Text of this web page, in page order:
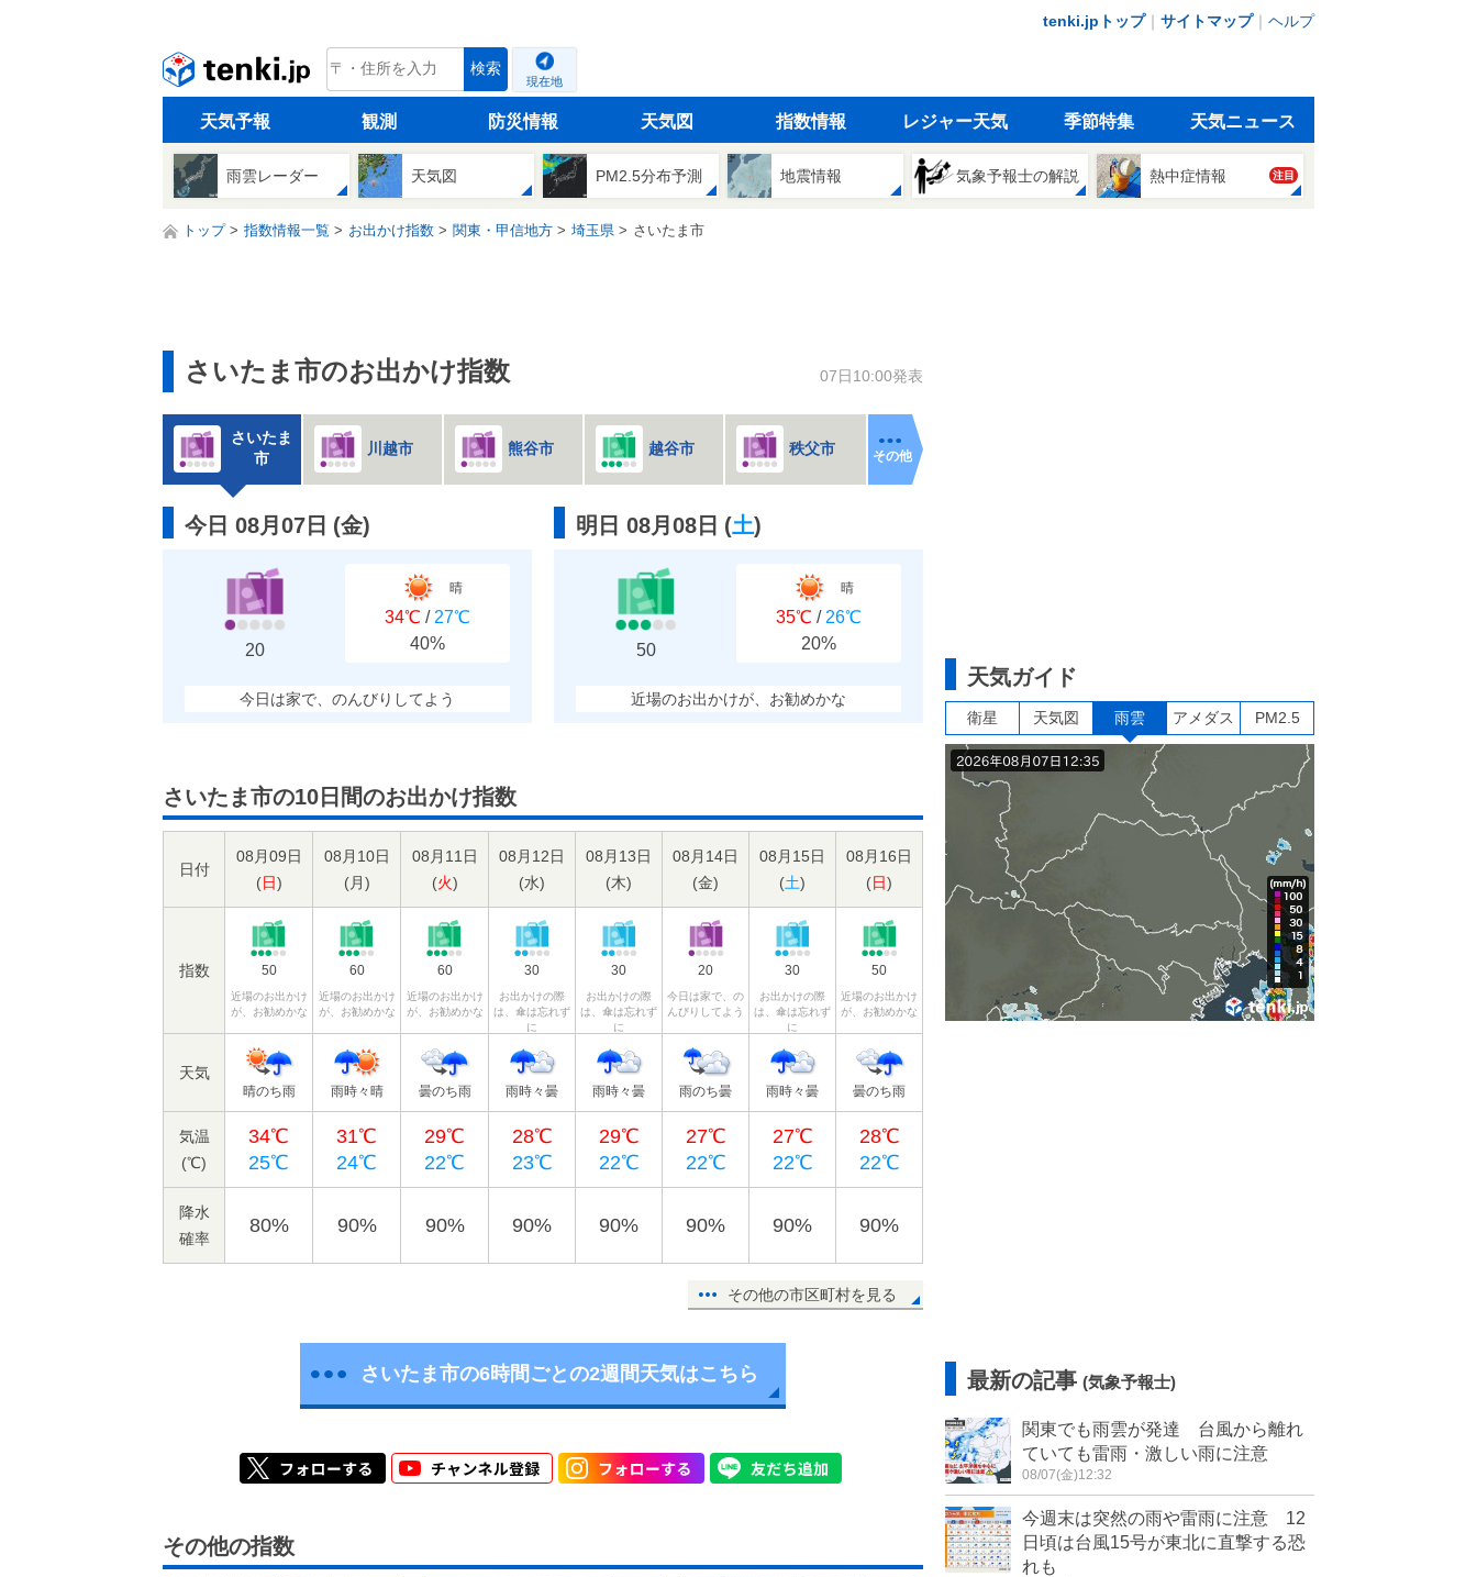
tenki.jpトップ｜ サイトマップ｜ ヘルプ
tenki.jp 検索
現在地
天気予報 観測 防災情報 天気図 指数情報 レジャー天気 季節特集 天気ニュース
雨雲レーダー 天気図 PM2.5分布予測 地震情報 気象予報士の解説 熱中症情報 注目
トップ 指数情報一覧 お出かけ指数 関東・甲信地方 埼玉県 さいたま市
さいたま市のお出かけ指数 07日10:00発表
さいたま
市
川越市 熊谷市 越谷市 秩父市 その他
今日 08月07日 (金)
20
晴
34℃ / 27℃
40%
今日は家で、のんびりしてよう
明日 08月08日 (土)
50
晴
35℃ / 26℃
20%
近場のお出かけが、お勧めかな
さいたま市の10日間のお出かけ指数
日付
08月09日
(日)
08月10日
(月)
08月11日
(火)
08月12日
(水)
08月13日
(木)
08月14日
(金)
08月15日
(土)
08月16日
(日)
指数 50
近場のお出かけ
が、お勧めかな
60
近場のお出かけ
が、お勧めかな
60
近場のお出かけ
が、お勧めかな
30
お出かけの際
は、傘は忘れず
に
30
お出かけの際
は、傘は忘れず
に
20
今日は家で、の
んびりしてよう
30
お出かけの際
は、傘は忘れず
に
50
近場のお出かけ
が、お勧めかな
天気
晴のち雨 雨時々晴 曇のち雨 雨時々曇 雨時々曇 雨のち曇 雨時々曇 曇のち雨
気温
(℃)
34℃
25℃
31℃
24℃
29℃
22℃
28℃
23℃
29℃
22℃
27℃
22℃
27℃
22℃
28℃
22℃
降水
確率
80% 90% 90% 90% 90% 90% 90% 90%
その他の市区町村を見る
さいたま市の6時間ごとの2週間天気はこちら
その他の指数
天気ガイド
衛星 天気図 雨雲 アメダス PM2.5
最新の記事 (気象予報士)
関東でも雨雲が発達 台風から離れ
ていても雷雨・激しい雨に注意
08/07(金)12:32
今週末は突然の雨や雷雨に注意 12
日頃は台風15号が東北に直撃する恐
れも